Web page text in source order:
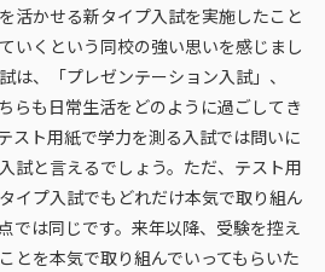
活かせる新タイプ入試を実施したこと
いくという同校の強い思いを感じまし
は、「プレゼンテーション入試」、
らも日常生活をどのように過ごしてき
スト用紙で学力を測る入試では問いに
試と言えるでしょう。ただ、テスト用
イプ入試でもどれだけ本気で取り組ん
では同じです。来年以降、受験を控え
とを本気で取り組んでいってもらいた